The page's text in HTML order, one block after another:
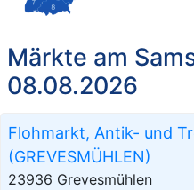
Märkte am
08.08.2026
Flohmarkt, Antik- und
(GREVESMÜHLEN)
23936 Grevesmühlen